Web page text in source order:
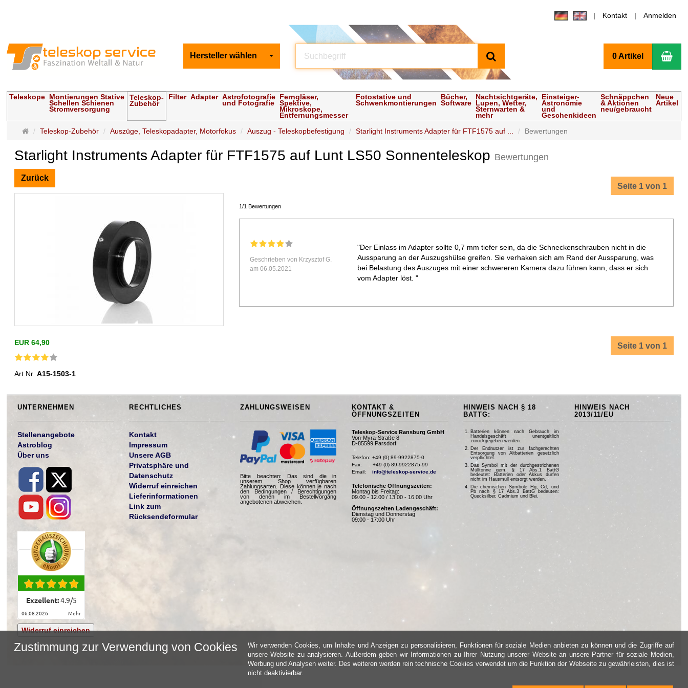
Kontakt Anmelden
Hersteller wählen 0 Artikel
Teleskope Montierungen Stative
Schellen Schienen
Stromversorgung
Teleskop-
Zubehör
Filter Adapter Astrofotografie
und Fotografie
Ferngläser,
Spektive,
Mikroskope,
Entfernungsmesser
Fotostative und
Schwenkmontierungen
Bücher,
Software
Nachtsichtgeräte,
Lupen, Wetter,
Sternwarten &
mehr
Einsteiger-
Astronomie
und
Geschenkideen
Schnäppchen
& Aktionen
neu/gebraucht
Neue
Artikel
Startseite
Teleskop-Zubehör Auszüge, Teleskopadapter, Motorfokus Auszug - Teleskopbefestigung Starlight Instruments Adapter für FTF1575 auf ... Bewertungen
Starlight Instruments Adapter für FTF1575 auf Lunt LS50 Sonnenteleskop Bewertungen
Zurück
EUR 64,90
Art.Nr.A15-1503-1
Seite 1 von 1
1/1 Bewertungen
Geschrieben von Krzysztof G.
am 06.05.2021
"Der Einlass im Adapter sollte 0,7 mm tiefer sein, da die Schneckenschrauben nicht in die
Aussparung an der Auszugshülse greifen. Sie verhaken sich am Rand der Aussparung, was
bei Belastung des Auszuges mit einer schwereren Kamera dazu führen kann, dass er sich
vom Adapter löst. "
Seite 1 von 1
UNTERNEHMEN
Stellenangebote
Astroblog
Über uns
Exzellent:4.9/5
06.08.2026 mehr
Widerruf einreichen
RECHTLICHES
Kontakt
Impressum
Unsere AGB
Privatsphäre und
Datenschutz
Widerruf einreichen
Lieferinformationen
Link zum
Rücksendeformular
ZAHLUNGSWEISEN
Bitte beachten: Das sind die in
unserem Shop verfügbaren
Zahlungsarten. Diese können je nach
den Bedingungen / Berechtigungen
von denen im Bestellvorgang
angebotenen abweichen.
KONTAKT &
ÖFFNUNGSZEITEN
Teleskop-Service Ransburg GmbH
Von-Myra-Straße 8
D-85599 Parsdorf
Telefon: +49 (0) 89-9922875-0
Fax:       +49 (0) 89-9922875-99
Email: info@teleskop-service.de
Telefonische Öffnungszeiten:
Montag bis Freitag:
09.00 - 12.00 / 13.00 - 16.00 Uhr
Öffnungszeiten Ladengeschäft:
Dienstag und Donnerstag
09:00 - 17:00 Uhr
HINWEIS NACH § 18
BATTG:
Batterien können nach Gebrauch im
Handelsgeschäft unentgeltlich
zurückgegeben werden.
Der Endnutzer ist zur fachgerechten
Entsorgung von Altbatterien gesetzlich
verpflichtet.
Das Symbol mit der durchgestrichenen
Mülltonne gem. § 17 Abs.1 BattG
bedeutet: Batterien oder Akkus dürfen
nicht im Hausmüll entsorgt werden.
Die chemischen Symbole Hg, Cd, und
Pb nach § 17 Abs.3 BattG bedeuten:
Quecksilber, Cadmium und Blei.
HINWEIS NACH
2013/11/EU
Zustimmung zur Verwendung von Cookies
Wir verwenden Cookies, um Inhalte und Anzeigen zu personalisieren, Funktionen für soziale Medien anbieten zu können und die Zugriffe auf
unsere Website zu analysieren. Außerdem geben wir Informationen zu Ihrer Nutzung unserer Website an unsere Partner für soziale Medien,
Werbung und Analysen weiter. Des weiteren werden rein technische Cookies verwendet um die Funktion der Webseite zu gewährleisten, dies ist
nicht deaktivierbar.